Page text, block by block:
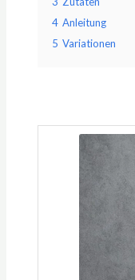
4 Anleitung
5 Variationen